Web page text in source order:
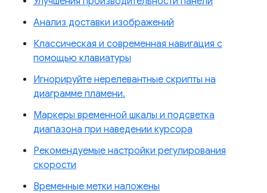
Анализ доставки изображений
Классическая и современная навигация с
помощью клавиатуры
Игнорируйте нерелевантные скрипты на
диаграмме пламени.
Маркеры временной шкалы и подсветка
диапазона при наведении курсора
Рекомендуемые настройки регулирования
скорости
Временные метки наложены